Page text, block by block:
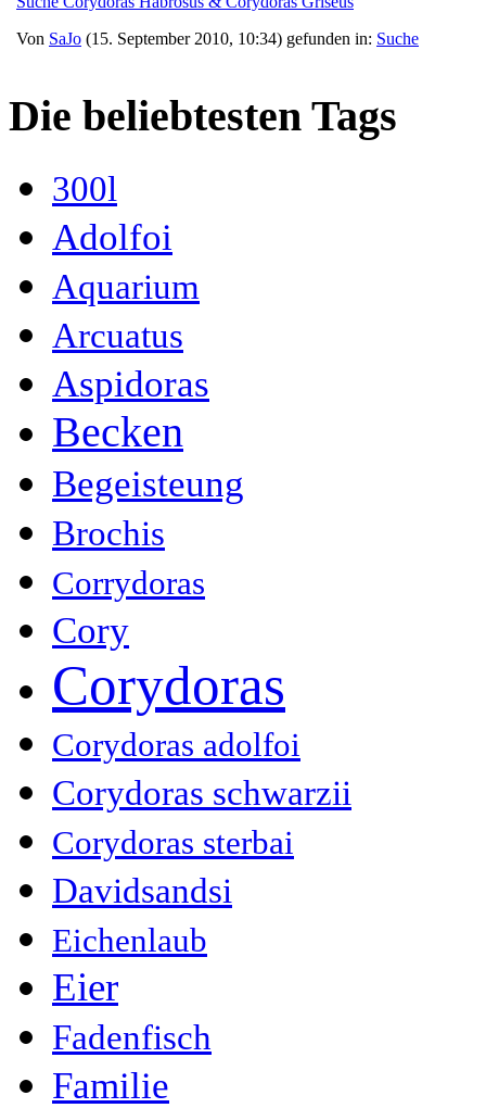
Von SaJo (15. September 2010, 10:34) gefunden in: Suche
Die beliebtesten Tags
300l
Adolfoi
Aquarium
Arcuatus
Aspidoras
Becken
Begeisteung
Brochis
Corrydoras
Cory
Corydoras
Corydoras adolfoi
Corydoras schwarzii
Corydoras sterbai
Davidsandsi
Eichenlaub
Eier
Fadenfisch
Familie